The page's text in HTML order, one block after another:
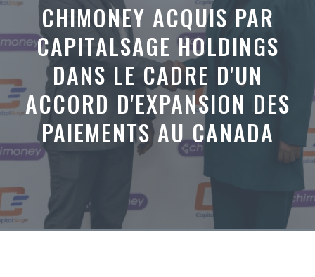
CHIMONEY ACQUIS PAR
CAPITALSAGE HOLDINGS
DANS LE CADRE D'UN
ACCORD D'EXPANSION DES
PAIEMENTS AU CANADA